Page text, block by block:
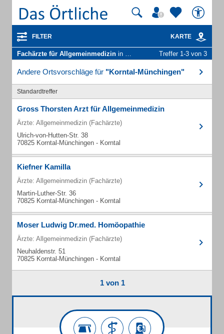
FILTER KARTE
Fachärzte für Allgemeinmedizin in Korntal-Münchingen Treffer 1-3 von 3
Andere Ortsvorschläge für "Korntal-Münchingen"
Standardtreffer
Gross Thorsten Arzt für Allgemeinmedizin
Ärzte: Allgemeinmedizin (Fachärzte)
Ulrich-von-Hutten-Str. 38
70825 Korntal-Münchingen - Korntal
Kiefner Kamilla
Ärzte: Allgemeinmedizin (Fachärzte)
Martin-Luther-Str. 36
70825 Korntal-Münchingen - Korntal
Moser Ludwig Dr.med. Homöopathie
Ärzte: Allgemeinmedizin (Fachärzte)
Neuhaldenstr. 51
70825 Korntal-Münchingen - Korntal
1 von 1